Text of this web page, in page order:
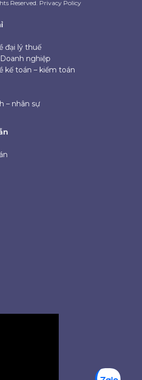
Reserved. Privacy Policy
đại lý thuế
nghiệp
kế toán – kiểm toán
– nhân sự